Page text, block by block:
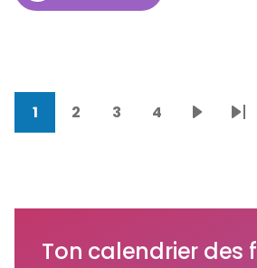
Pagination
Page
1
Page
2
Page
3
Page
4
Page
Ton calendrier des